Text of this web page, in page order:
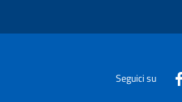
Seguici su